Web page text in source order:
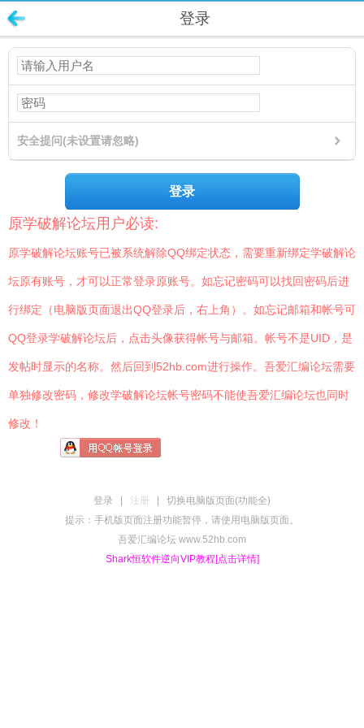
登录
安全提问(未设置请忽略)
登录
原学破解论坛用户必读:
原学破解论坛账号已被系统解除QQ绑定状态，需要重新绑定学破解论
坛原有账号，才可以正常登录原账号。如忘记密码可以找回密码后进
行绑定（电脑版页面退出QQ登录后，右上角）。如忘记邮箱和帐号可
QQ登录学破解论坛后，点击头像获得帐号与邮箱。帐号不是UID，是
发帖时显示的名称。然后回到52hb.com进行操作。吾爱汇编论坛需要
单独修改密码，修改学破解论坛帐号密码不能使吾爱汇编论坛也同时
修改！
登录 注册
切换电脑版页面(功能全)
提示：手机版页面注册功能暂停，请使用电脑版页面。
吾爱汇编论坛 www.52hb.com
Shark恒软件逆向VIP教程[点击详情]